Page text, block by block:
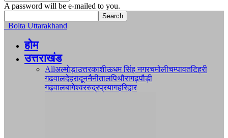
A password will be e-mailed to you.
Bolta Uttarakhand
होम
उत्तराखंड
Allअल्मोड़ाउत्तरकाशीऊधम सिंह नगरचमोलीचम्पावतटिहरी
गढ़वालदेहरादूननैनीतालपिथौरागढ़पौड़ी
गढ़वालबागेश्वररुद्रप्रयागहरिद्वार